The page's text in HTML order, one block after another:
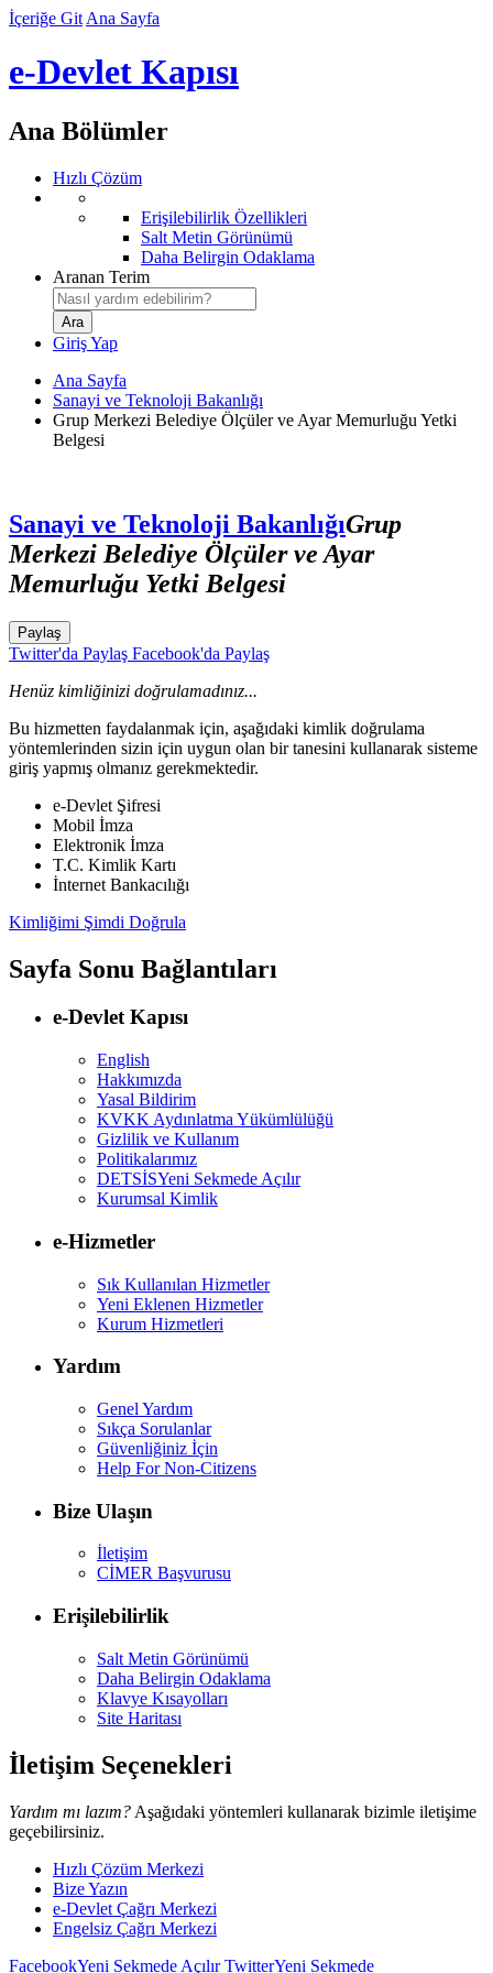
İçeriğe Git Ana Sayfa
e-Devlet Kapısı
Ana Bölümler
Hızlı Çözüm
Erişilebilirlik Özellikleri
Salt Metin Görünümü
Daha Belirgin Odaklama
Aranan Terim
Giriş Yap
Ana Sayfa
Sanayi ve Teknoloji Bakanlığı
Grup Merkezi Belediye Ölçüler ve Ayar Memurluğu Yetki
Belgesi
Sanayi ve Teknoloji BakanlığıGrup
Merkezi Belediye Ölçüler ve Ayar
Memurluğu Yetki Belgesi
Paylaş
Twitter'da Paylaş Facebook'da Paylaş
Henüz kimliğinizi doğrulamadınız...
Bu hizmetten faydalanmak için, aşağıdaki kimlik doğrulama
yöntemlerinden sizin için uygun olan bir tanesini kullanarak sisteme
giriş yapmış olmanız gerekmektedir.
e-Devlet Şifresi
Mobil İmza
Elektronik İmza
T.C. Kimlik Kartı
İnternet Bankacılığı
Kimliğimi Şimdi Doğrula
Sayfa Sonu Bağlantıları
e-Devlet Kapısı
English
Hakkımızda
Yasal Bildirim
KVKK Aydınlatma Yükümlülüğü
Gizlilik ve Kullanım
Politikalarımız
DETSİSYeni Sekmede Açılır
Kurumsal Kimlik
e-Hizmetler
Sık Kullanılan Hizmetler
Yeni Eklenen Hizmetler
Kurum Hizmetleri
Yardım
Genel Yardım
Sıkça Sorulanlar
Güvenliğiniz İçin
Help For Non-Citizens
Bize Ulaşın
İletişim
CİMER Başvurusu
Erişilebilirlik
Salt Metin Görünümü
Daha Belirgin Odaklama
Klavye Kısayolları
Site Haritası
İletişim Seçenekleri
Yardım mı lazım? Aşağıdaki yöntemleri kullanarak bizimle iletişime
geçebilirsiniz.
Hızlı Çözüm Merkezi
Bize Yazın
e-Devlet Çağrı Merkezi
Engelsiz Çağrı Merkezi
FacebookYeni Sekmede AçılırTwitterYeni Sekmede